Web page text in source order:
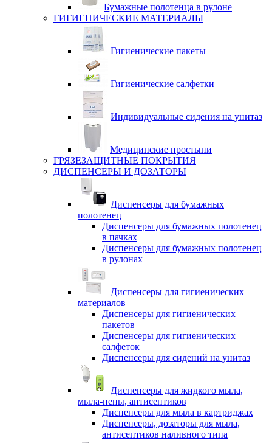
Бумажные полотенца в рулоне
ГИГИЕНИЧЕСКИЕ МАТЕРИАЛЫ
Гигиенические пакеты
Гигиенические салфетки
Индивидуальные сидения на унитаз
Медицинские простыни
ГРЯЗЕЗАЩИТНЫЕ ПОКРЫТИЯ
ДИСПЕНСЕРЫ И ДОЗАТОРЫ
Диспенсеры для бумажных
полотенец
Диспенсеры для бумажных полотенец
в пачках
Диспенсеры для бумажных полотенец
в рулонах
Диспенсеры для гигиенических
материалов
Диспенсеры для гигиенических
пакетов
Диспенсеры для гигиенических
салфеток
Диспенсеры для сидений на унитаз
Диспенсеры для жидкого мыла,
мыла-пены, антисептиков
Диспенсеры для мыла в картриджах
Диспенсеры, дозаторы для мыла,
антисептиков наливного типа